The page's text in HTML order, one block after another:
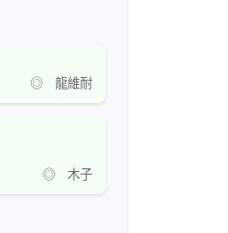
◎ 龍維耐
◎ 木子